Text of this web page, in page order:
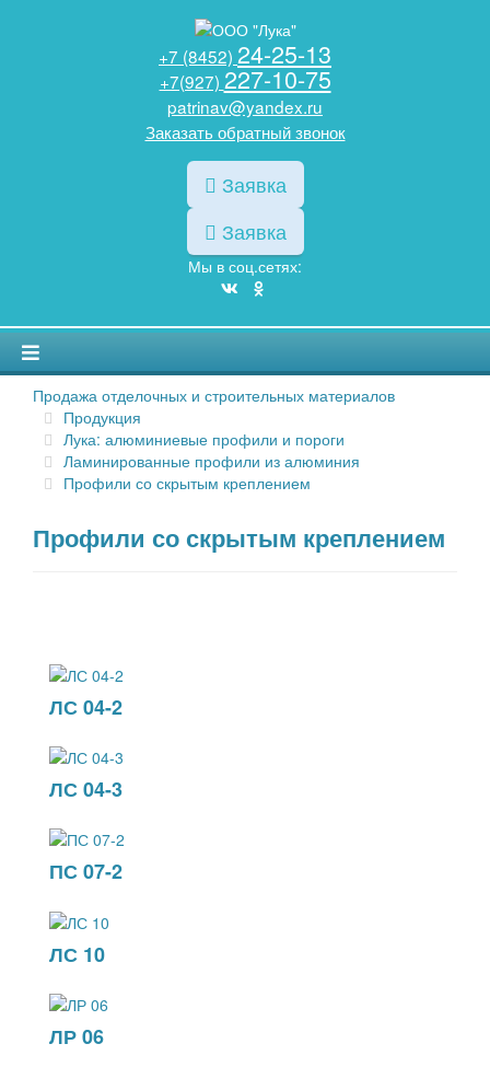
+7 (8452) 24-25-13
+7(927) 227-10-75
patrinav@yandex.ru
Заказать обратный звонок
Заявка
Заявка
Мы в соц.сетях:
Продажа отделочных и строительных материалов
Продукция
Лука: алюминиевые профили и пороги
Ламинированные профили из алюминия
Профили со скрытым креплением
Профили со скрытым креплением
ЛС 04-2
ЛС 04-3
ПС 07-2
ЛС 10
ЛР 06